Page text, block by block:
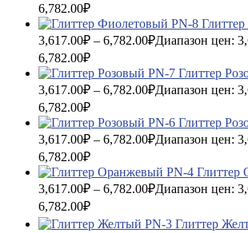
6,782.00₽
3,617.00₽ – 6,782.00₽Диапазон цен:
6,782.00₽
Глиттер
3,617.00₽ – 6,782.00₽Диапазон цен:
6,782.00₽
Глиттер
3,617.00₽ – 6,782.00₽Диапазон цен:
6,782.00₽
Глиттер
3,617.00₽ – 6,782.00₽Диапазон цен:
6,782.00₽
Глиттер